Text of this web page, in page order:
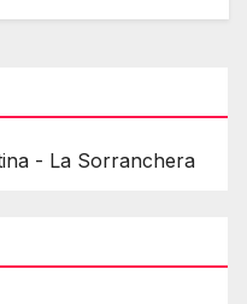
- La Sorranchera